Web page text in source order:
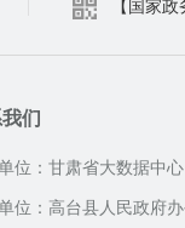
【国家
们
位：甘肃省大数据中心
位：高台县人民政府